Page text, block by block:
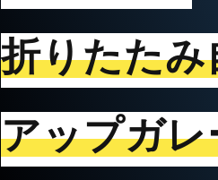
折りたたみ
アップガ